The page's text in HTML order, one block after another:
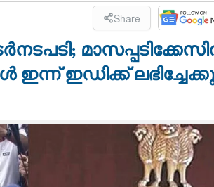
Share
ഇഡിക്ക്